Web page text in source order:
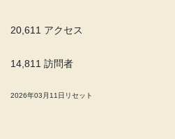
20,611 アクセス
14,811 訪問者
2026年03月11日リセット